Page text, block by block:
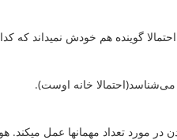
گوینده هم خودش نمیداند که
خانه اوست).
در مورد تعداد مهمانها عمل